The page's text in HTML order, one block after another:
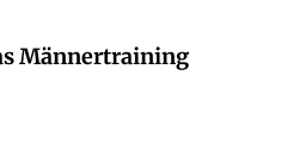
Männertraining